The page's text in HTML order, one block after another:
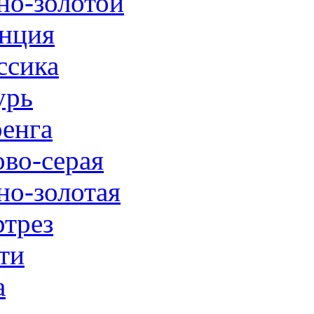
серая
золотая